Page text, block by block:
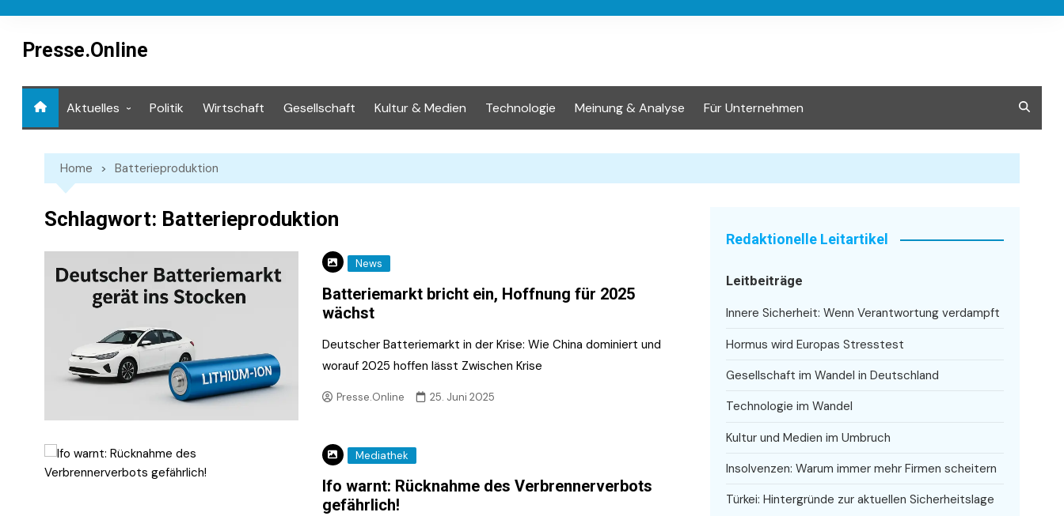
contentPresse.Online
Aktuelles Politik Wirtschaft Gesellschaft Kultur & Medien Technologie Meinung & Analyse Für Unternehmen
Home Batterieproduktion
Schlagwort: Batterieproduktion
News
Batteriemarkt bricht ein, Hoffnung für 2025
wächst
Deutscher Batteriemarkt in der Krise: Wie China dominiert und
worauf 2025 hoffen lässt Zwischen Krise
Presse.Online 25. Juni 2025
Mediathek
Ifo warnt: Rücknahme des Verbrennerverbots
gefährlich!
Redaktionelle Leitartikel
Leitbeiträge
Innere Sicherheit: Wenn Verantwortung verdampft
Hormus wird Europas Stresstest
Gesellschaft im Wandel in Deutschland
Technologie im Wandel
Kultur und Medien im Umbruch
Insolvenzen: Warum immer mehr Firmen scheitern
Türkei: Hintergründe zur aktuellen Sicherheitslage